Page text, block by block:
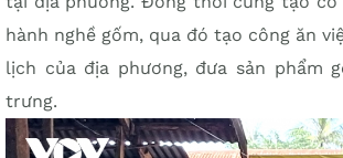
hành nghề gốm, qua đó tạo công ăn
lịch của địa phương, đưa sản phẩm
trưng.